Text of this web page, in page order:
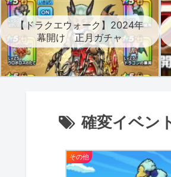
【ドラクエウォーク】2024年
幕開け 正月ガチャ
確変イベン
その他